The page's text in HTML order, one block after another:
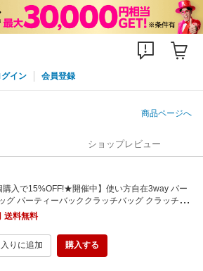
グイン 会員登録
商品ページへ
ショップレビュー
購入で15%OFF!★開催中】使い方自在3way パー
グ パーティーバッククラッチバッグ クラッチバ
マルバッグ ショルダーバッグ ビジュー ビーズ
結婚式 黒 レディース おしゃれ 可愛い あす楽
送料無料
りに追加 購入する